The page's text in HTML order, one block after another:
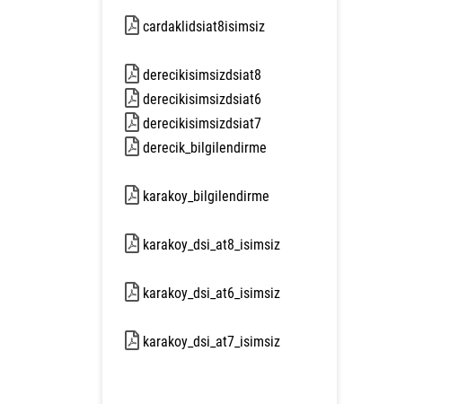
cardaklidsiat8isimsiz
derecikisimsizdsiat8
derecikisimsizdsiat6
derecikisimsizdsiat7
derecik_bilgilendirme
karakoy_bilgilendirme
karakoy_dsi_at8_isimsiz
karakoy_dsi_at6_isimsiz
karakoy_dsi_at7_isimsiz